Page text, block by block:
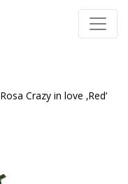
Rosa Crazy in love ‚Red‘